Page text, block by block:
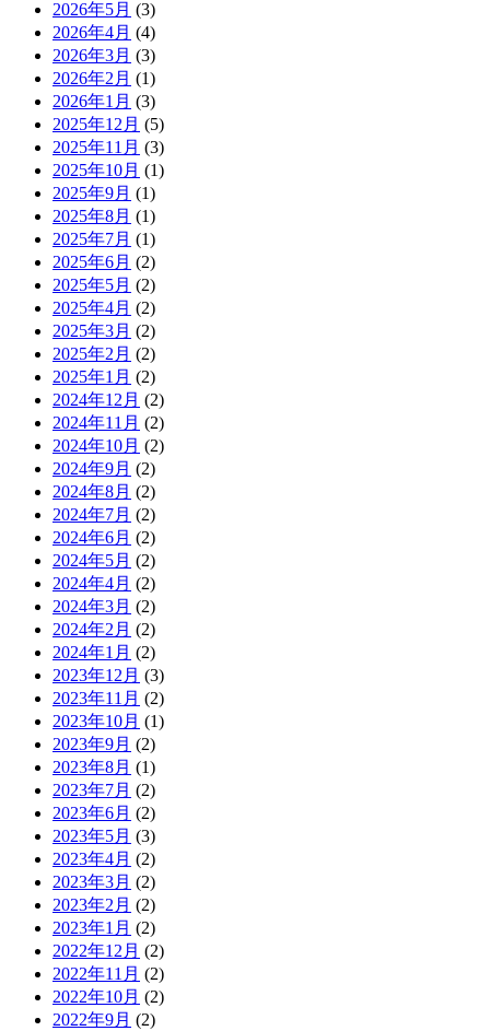
2026年5月 (3)
2026年4月 (4)
2026年3月 (3)
2026年2月 (1)
2026年1月 (3)
2025年12月 (5)
2025年11月 (3)
2025年10月 (1)
2025年9月 (1)
2025年8月 (1)
2025年7月 (1)
2025年6月 (2)
2025年5月 (2)
2025年4月 (2)
2025年3月 (2)
2025年2月 (2)
2025年1月 (2)
2024年12月 (2)
2024年11月 (2)
2024年10月 (2)
2024年9月 (2)
2024年8月 (2)
2024年7月 (2)
2024年6月 (2)
2024年5月 (2)
2024年4月 (2)
2024年3月 (2)
2024年2月 (2)
2024年1月 (2)
2023年12月 (3)
2023年11月 (2)
2023年10月 (1)
2023年9月 (2)
2023年8月 (1)
2023年7月 (2)
2023年6月 (2)
2023年5月 (3)
2023年4月 (2)
2023年3月 (2)
2023年2月 (2)
2023年1月 (2)
2022年12月 (2)
2022年11月 (2)
2022年10月 (2)
2022年9月 (2)